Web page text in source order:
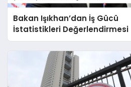
Bakan Işıkhan’dan İş Gücü
İstatistikleri Değerlendirmesi